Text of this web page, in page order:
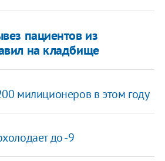
пациентов из
на кладбище
милиционеров в этом году
до -9